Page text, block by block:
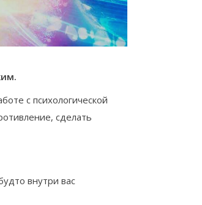
с психологической
сделать
внутри вас